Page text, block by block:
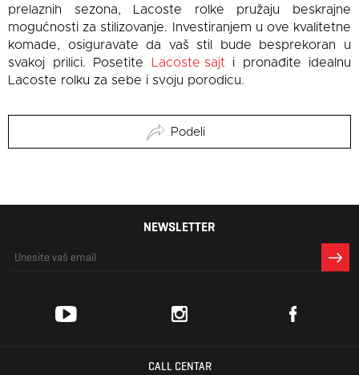
prelaznih sezona, Lacoste rolke pružaju beskrajne
mogućnosti za stilizovanje. Investiranjem u ove kvalitetne
komade, osiguravate da vaš stil bude besprekoran u
svakoj prilici. Posetite
Lacoste sajti pronađite idealnu
Lacoste rolku za sebe i svoju porodicu.
Podeli
NEWSLETTER
CALL CENTAR